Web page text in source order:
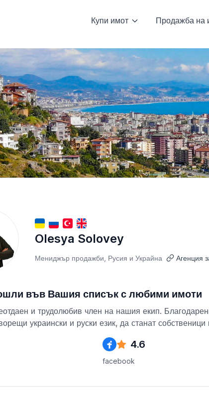
Купи имот Продажба на
Olesya Solovey
Мениджър продажби, Русия и Украйна Агенция
във Вашия списък с любими имоти
и трудолюбив член на нашия екип.
украински и руски език, да станат
4.6
facebook